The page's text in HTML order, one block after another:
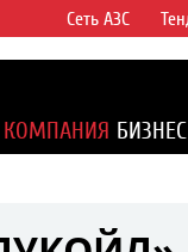
Сеть АЗС
КОМПАНИЯ БИЗНЕС